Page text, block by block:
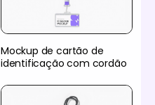
Mockup de cartão de
identificação com cordão